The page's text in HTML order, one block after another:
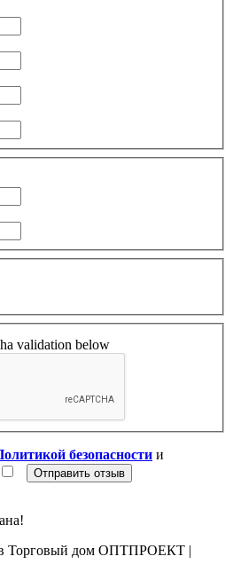
validation below
безопасности и
в Торговый дом ОПТПРОЕКТ |